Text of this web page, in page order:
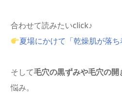
合わせて読みたいclick♪
夏場にかけて「乾燥肌が落
そして毛穴の黒ずみや毛穴の開
悩み。